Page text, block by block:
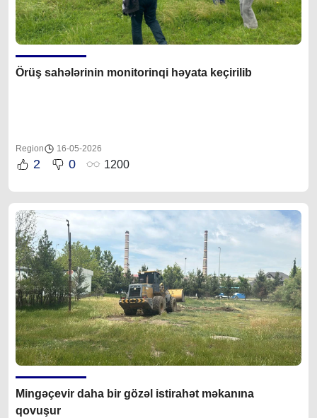
Örüş sahələrinin monitorinqi həyata keçirilib
Region 16-05-2026
2 0 1200
Mingəçevir daha bir gözəl istirahət məkanına
qovuşur